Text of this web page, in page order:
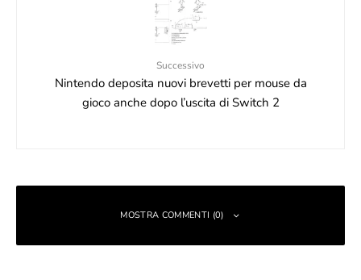
Successivo
Nintendo deposita nuovi brevetti per mouse da
gioco anche dopo l’uscita di Switch 2
MOSTRA COMMENTI (0)